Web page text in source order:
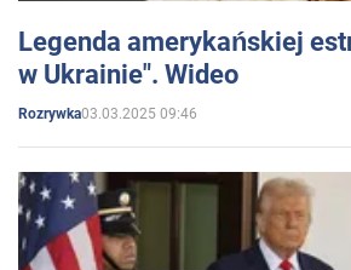
Legenda amerykańskiej
w Ukrainie". Wideo
Rozrywka03.03.2025 09:46